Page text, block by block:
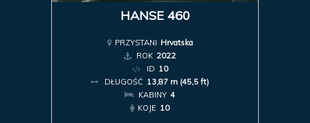
HANSE 460
PRZYSTANI Hrvatska
ROK 2022
ID 10
DŁUGOŚĆ 13,87 m (45,5 ft)
KABINY 4
KOJE 10